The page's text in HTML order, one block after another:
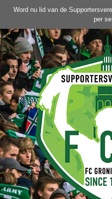
de
inhoud
Word nu lid van de
per